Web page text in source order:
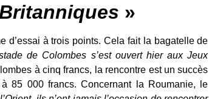
»
d’essai à trois points. Cela fait la bagatelle de
de Colombes s’est ouvert hier aux Jeux
à cinq francs, la rencontre est un succès
85 000 francs. Concernant la Roumanie, le